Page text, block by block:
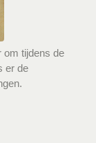
om tijdens de
er de